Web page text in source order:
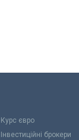
Курс євро
Інвестиційні брокери